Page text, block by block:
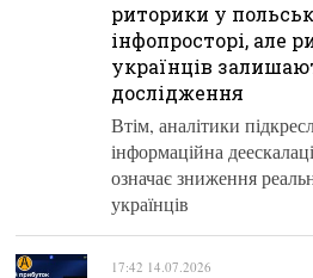
риторики у
інфопросторі, але
українців
дослідження
Втім, аналітики
інформаційна
означає зниження
українців
17:42 14.07.2026